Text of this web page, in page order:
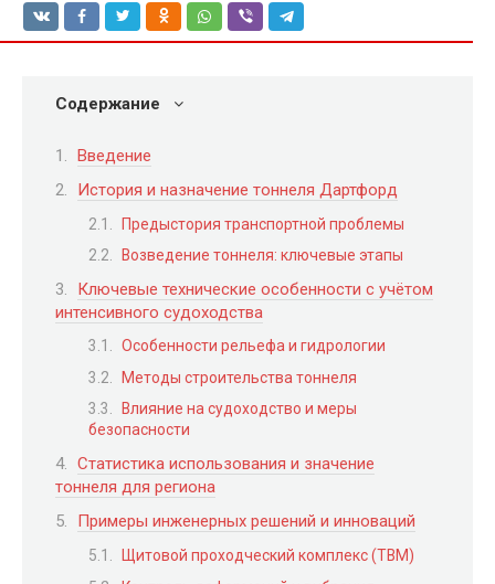
Содержание
Введение
История и назначение тоннеля Дартфорд
Предыстория транспортной проблемы
Возведение тоннеля: ключевые этапы
Ключевые технические особенности с учётом
интенсивного судоходства
Особенности рельефа и гидрологии
Методы строительства тоннеля
Влияние на судоходство и меры
безопасности
Статистика использования и значение
тоннеля для региона
Примеры инженерных решений и инноваций
Щитовой проходческий комплекс (TBM)